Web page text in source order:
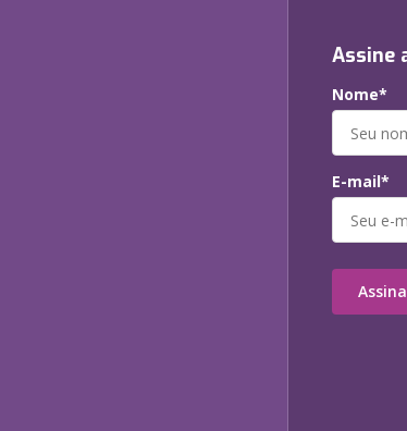
Assine
Nome*
E-mail*